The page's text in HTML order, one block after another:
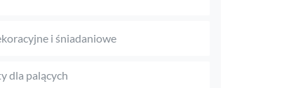
i śniadaniowe
dla palących